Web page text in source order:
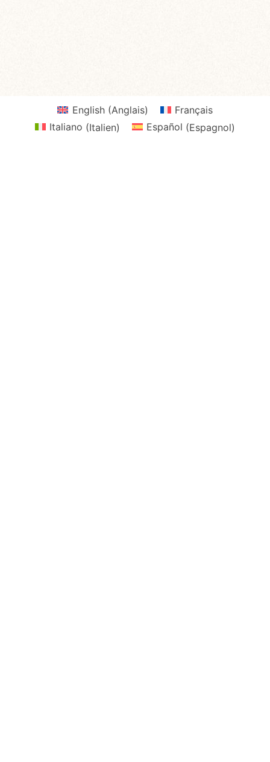
English(Anglais)
Français
Italiano (Italien) Español (Espagnol)